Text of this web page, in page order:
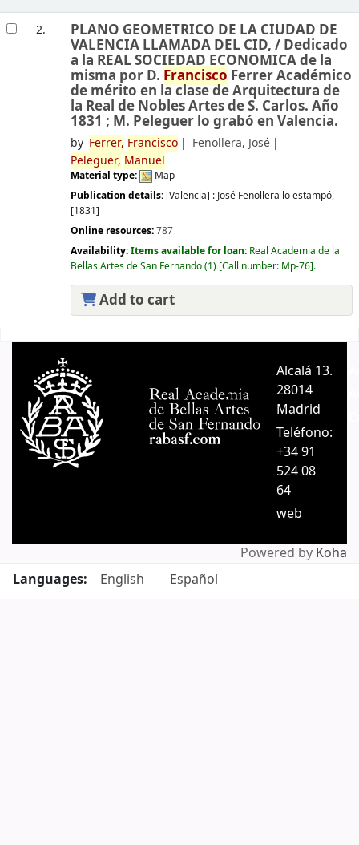
2. PLANO GEOMETRICO DE LA CIUDAD DE
VALENCIA LLAMADA DEL CID, / Dedicado
a la REAL SOCIEDAD ECONOMICA de la
misma por D. Francisco Ferrer Académico
de mérito en la clase de Arquitectura de
la Real de Nobles Artes de S. Carlos. Año
1831 ; M. Peleguer lo grabó en Valencia.
by Ferrer, Francisco
Fenollera, José
Peleguer, Manuel
Material type:
Map
Publication details: [Valencia] : José Fenollera lo estampó,
[1831]
Online resources:787
Availability:Items available for loan: Real Academia de la
Bellas Artes de San Fernando(1) Call number: Mp-76 .
Add to cart
Alcalá 13.
28014
Madrid
Teléfono:
+34 91
524 08
64
web
Powered by Koha
Languages:
English Español